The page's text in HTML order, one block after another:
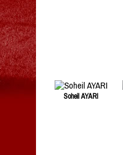
Soheil AYARI